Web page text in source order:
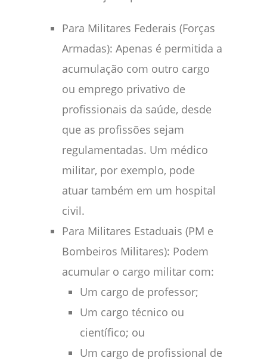
Para Militares Federais (Forças
Armadas): Apenas é permitida a
acumulação com outro cargo
ou emprego privativo de
profissionais da saúde, desde
que as profissões sejam
regulamentadas. Um médico
militar, por exemplo, pode
atuar também em um hospital
civil.
Para Militares Estaduais (PM e
Bombeiros Militares): Podem
acumular o cargo militar com:
Um cargo de professor;
Um cargo técnico ou
científico; ou
Um cargo de profissional de